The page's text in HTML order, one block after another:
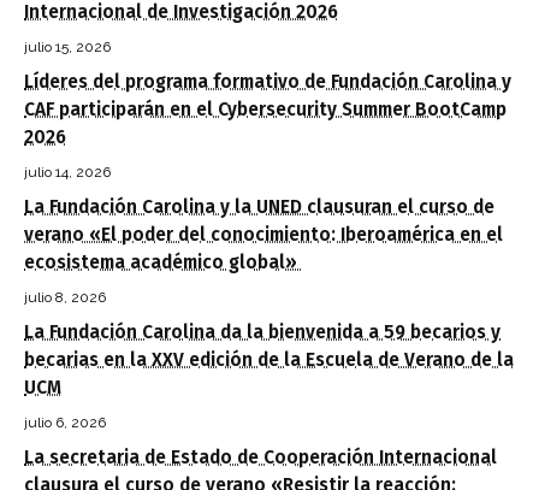
Internacional de Investigación 2026
julio 15, 2026
Líderes del programa formativo de Fundación Carolina y
CAF participarán en el Cybersecurity Summer BootCamp
2026
julio 14, 2026
La Fundación Carolina y la UNED clausuran el curso de
verano «El poder del conocimiento: Iberoamérica en el
ecosistema académico global»
julio 8, 2026
La Fundación Carolina da la bienvenida a 59 becarios y
becarias en la XXV edición de la Escuela de Verano de la
UCM
julio 6, 2026
La secretaria de Estado de Cooperación Internacional
clausura el curso de verano «Resistir la reacción: